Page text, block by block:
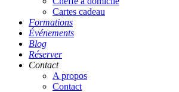
Cartes cadeau
Formations
Événements
Blog
Réserver
Contact
A propos
Contact